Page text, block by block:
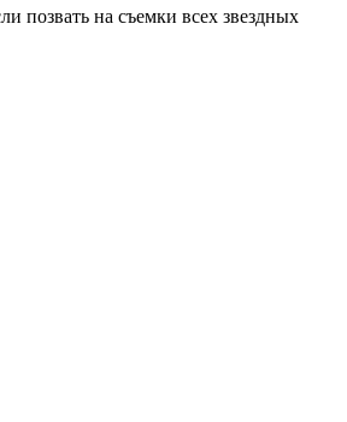
позвать на съемки всех звездных